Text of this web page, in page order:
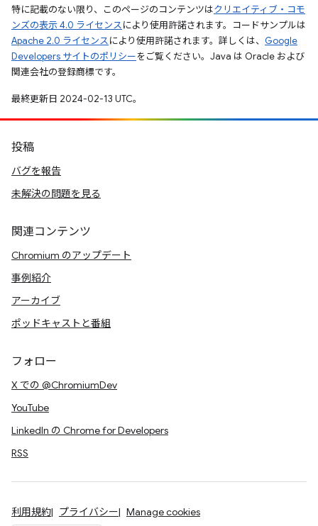
特に記載のない限り、このページのコンテンツはクリエイティブ・コモ
ンズの表示 4.0 ライセンスにより使用許諾されます。コードサンプルは
Apache 2.0 ライセンスにより使用許諾されます。詳しくは、 Google
Developers サイトのポリシーをご覧ください。Java は Oracle および
関連会社の登録商標です。
最終更新日 2024-02-13 UTC。
投稿
バグを報告
未解決の問題を見る
関連コンテンツ
Chromium のアップデート
事例紹介
アーカイブ
ポッドキャストと番組
フォロー
X での @ChromiumDev
YouTube
LinkedIn の Chrome for Developers
RSS
利用規約 プライバシー Manage cookies